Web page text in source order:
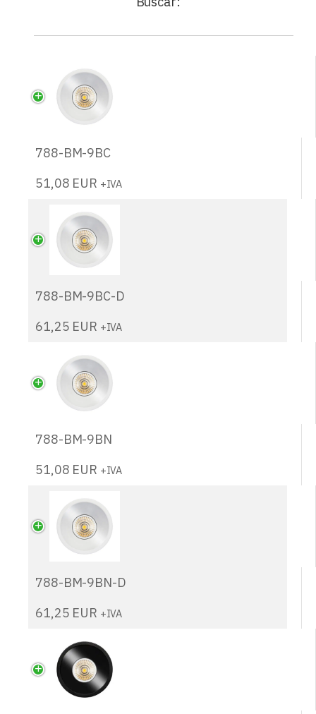
788-BM-9BC
51,08 EUR +IVA
788-BM-9BC-D
61,25 EUR +IVA
788-BM-9BN
51,08 EUR +IVA
788-BM-9BN-D
61,25 EUR +IVA